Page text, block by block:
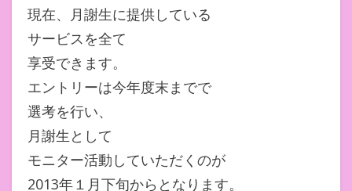
現在、月謝生に提供している
サービスを全て
享受できます。
エントリーは今年度末までで
選考を行い、
月謝生として
モニター活動していただくのが
2013年１月下旬からとなります。